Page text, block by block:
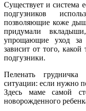
Существует и система
подгузников
позволяющие коже
придумали
упрощающие уход за
зависит от того,
подгузники.
Пеленать
ситуации: если нужно
Здесь маме самой
новорожденного